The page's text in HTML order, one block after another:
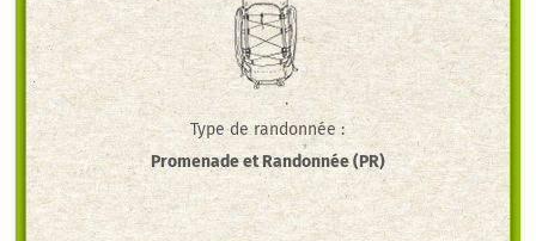
Type de randonnée :
Promenade et Randonnée (PR)